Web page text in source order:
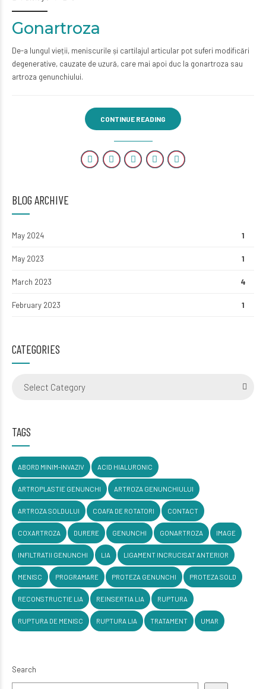
Gonartroza
De-a lungul vieții, meniscurile și cartilajul articular pot suferi modificări
degenerative, cauzate de uzură, care mai apoi duc la gonartroza sau
artroza genunchiului.
CONTINUE READING
BLOG ARCHIVE
May 2024 1
May 2023 1
March 2023 4
February 2023 1
CATEGORIES
Select Category
TAGS
ABORD MINIM-INVAZIV ACID HIALURONIC
ARTROPLASTIE GENUNCHI ARTROZA GENUNCHIULUI
ARTROZA SOLDULUI COAFA DE ROTATORI CONTACT
COXARTROZA DURERE GENUNCHI GONARTROZA IMAGE
INFILTRATII GENUNCHI LIA LIGAMENT INCRUCISAT ANTERIOR
MENISC PROGRAMARE PROTEZA GENUNCHI PROTEZA SOLD
RECONSTRUCTIE LIA REINSERTIA LIA RUPTURA
RUPTURA DE MENISC RUPTURA LIA TRATAMENT UMAR
Search